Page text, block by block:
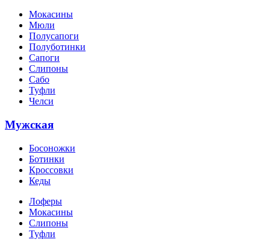
Мокасины
Мюли
Полусапоги
Полуботинки
Сапоги
Слипоны
Сабо
Туфли
Челси
Мужская
Босоножки
Ботинки
Кроссовки
Кеды
Лоферы
Мокасины
Слипоны
Туфли